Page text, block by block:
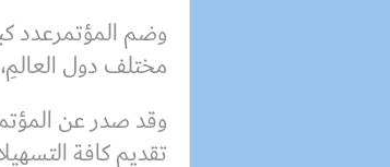
وضم المؤتمرعدد
مختلف دول العالمِ،
وقد صدر عن
تقديم كافة